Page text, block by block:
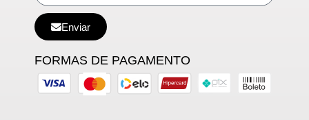
Enviar
FORMAS DE PAGAMENTO